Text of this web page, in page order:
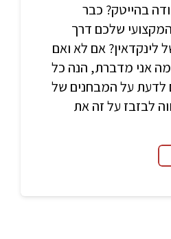
בהייטק? כבר
שלכם דרך
לינקדאין? אם לא ואם
אני מדברת, הנה כל
לדעת על המבחנים של
לבזבז על זה את